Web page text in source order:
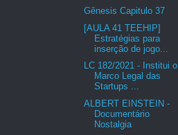
Gênesis Capitulo 37
[AULA 41 TEEHIP]
Estratégias para
inserção de jogo...
LC 182/2021 - Institui o
Marco Legal das
Startups ...
ALBERT EINSTEIN -
Documentário
Nostalgia